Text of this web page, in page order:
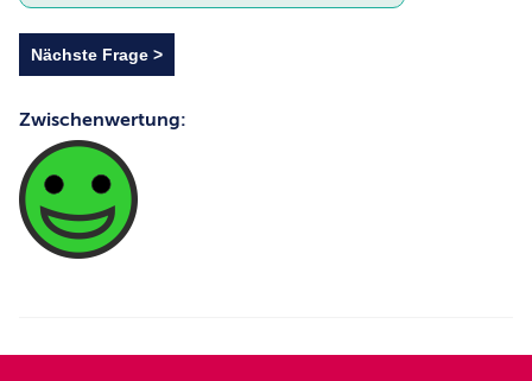
Zwischenwertung: